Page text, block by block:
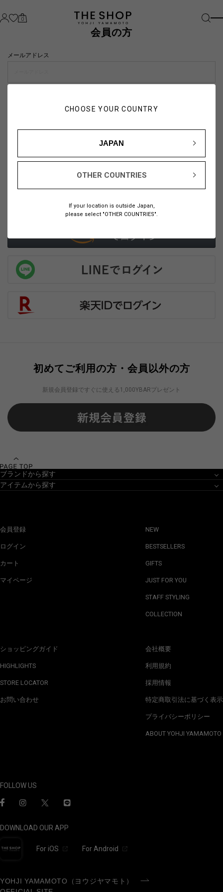
CHOOSE YOUR COUNTRY
JAPAN
OTHER COUNTRIES
If your location is outside Japan,
please select "OTHER COUNTRIES".
0
会員の方
メールアドレス
こちら
または
初めてご利用の方・会員以外の方
新規会員登録ですぐに使える1,000YBARプレゼント
ブランドから探す
アイテムから探す
会員登録
ログイン
カート
マイページ
ショッピングガイド
HIGHLIGHTS
STORE LOCATOR
お問い合わせ
NEW
BESTSELLERS
GIFTS
JUST FOR YOU
STAFF STYLING
COLLECTION
会社概要
利用規約
採用情報
特定商取引法に基づく表示
プライバシーポリシー
ABOUT YOHJI YAMAMOTO
FOLLOW US
DOWNLOAD OUR APP
For iOS For Android
YOHJI YAMAMOTO（ヨウジヤマモト）